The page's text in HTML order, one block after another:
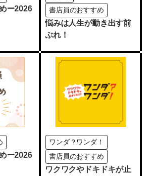
ー2026
書店員のおすすめ
悩みは人生が動き出す前
ぶれ！
ー2026
ワンダ？ワンダ！
書店員のおすすめ
ワクワクやドキドキが止